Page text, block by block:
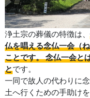
浄土宗の葬儀の特徴は、
仏を唱える念仏一会（
ことです。 念仏一会と
とです。
一同で故人の代わりに
土へ行くための手助けを